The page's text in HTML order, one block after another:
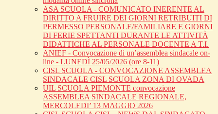
ASA SCUOLA - COMUNICATO INERENTE AL
DIRITTO A FRUIRE DEI GIORNI RETRIBUITI DI
PERMESSO PERSONALE/FAMILIARE E GIORNI
DI FERIE SPETTANTI DURANTE LE ATTIVITÀ
DIDATTICHE AL PERSONALE DOCENTE A T.I.
ANIEF - Convocazione di un’assemblea sindacale on-
line - LUNEDÌ 25/05/2026 (ore 8-11)
CISL SCUOLA - CONVOCAZIONE ASSEMBLEA
SINDACALE CISL SCUOLA ZONA DI OVADA
UIL SCUOLA PIEMONTE convocazione
ASSEMBLEA SINDACALE REGIONALE,
MERCOLEDI’ 13 MAGGIO 2026